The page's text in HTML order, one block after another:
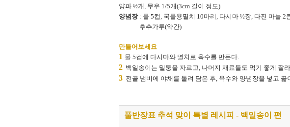
양파 ½개, 무우 1/5개(3cm 길이 정도)
양념장: 물 5컵, 국물용멸치 10마리, 다시마 ½장, 다진 마늘 2
후추가루(약간)
만들어보세요
1 물 5컵에 다시마와 멸치로 육수를 만든다
2 백일송이는 밑둥을 자르고, 나머지 재료들도 먹기 좋게 잘
3 전골 냄비에 야채를 돌려 담은 후, 육수와 양념장을 넣고
풀반장표 추석 맞이 특별 레시피 - 백일송이 편